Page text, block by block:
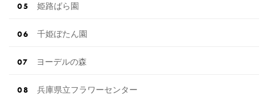
姫路ばら園
千姫ぼたん園
ヨーデルの森
兵庫県立フラワーセンター